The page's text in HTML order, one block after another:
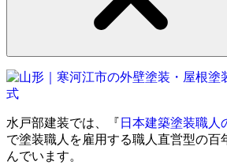
水戸部建装では、『 日本建築塗装職人
で塗装職人を雇用する職人直営型の百
んでいます。